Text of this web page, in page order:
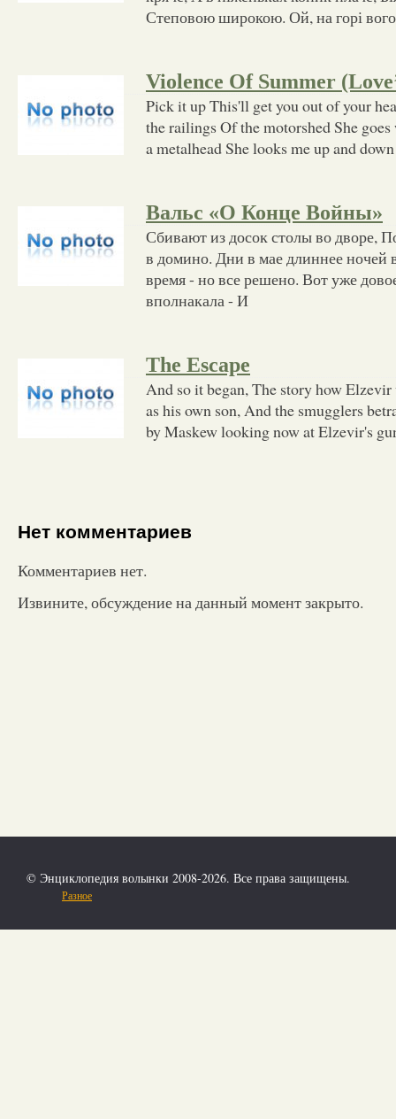
Степовою широкою. Ой, на горі
Violence Of Summer
Pick it up This'll get you out of your
the railings Of the motorshed She
a metalhead She looks me up and
Вальс «О Конце Войны»
Сбивают из досок столы во дворе,
в домино. Дни в мае длиннее ночей
время - но все решено. Вот уже
вполнакала - И
The Escape
And so it began, The story how
as his own son, And the smugglers
by Maskew looking now at Elzevir's
Нет комментариев
Комментариев нет.
Извините, обсуждение на данный момент закрыто.
© Энциклопедия волынки 2008-2026. Все права защищены.
Разное